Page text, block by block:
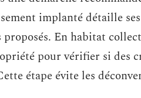
implanté détaille
En habitat
pour vérifier si des
étape évite les